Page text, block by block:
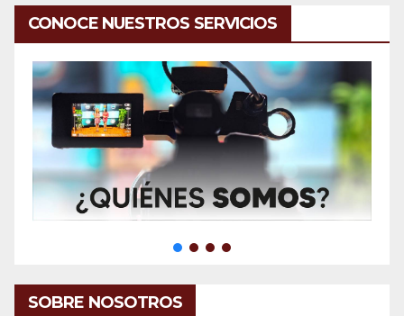
CONOCE NUESTROS SERVICIOS
SOBRE NOSOTROS